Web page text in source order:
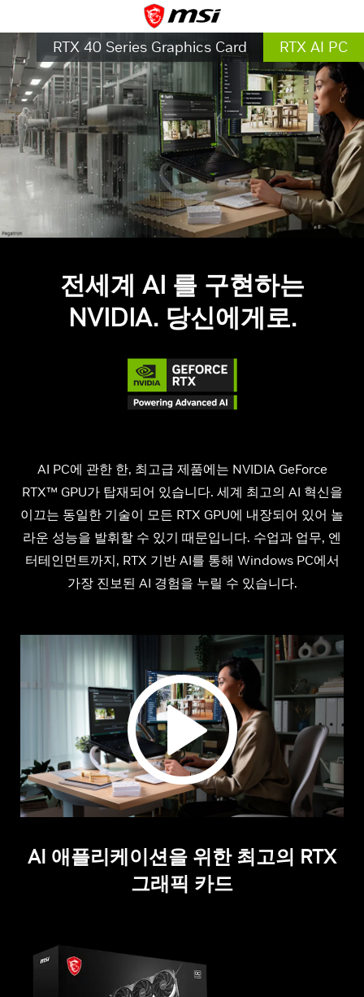
RTX 40 Series Graphics Card RTX AI PC
전세계 AI 를 구현하는
NVIDIA. 당신에게로.
AI PC에 관한 한, 최고급 제품에는 NVIDIA GeForce
RTX™ GPU가 탑재되어 있습니다. 세계 최고의 AI 혁신을
이끄는 동일한 기술이 모든 RTX GPU에 내장되어 있어 놀
라운 성능을 발휘할 수 있기 때문입니다. 수업과 업무, 엔
터테인먼트까지, RTX 기반 AI를 통해 Windows PC에서
가장 진보된 AI 경험을 누릴 수 있습니다.
AI 애플리케이션을 위한 최고의 RTX
그래픽 카드